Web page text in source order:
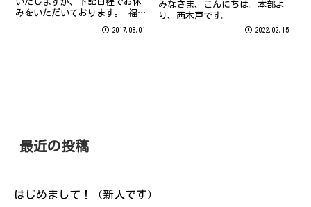
みをいただいております。 福
７日（木） 長崎：８月１３日
2017.08.01
みなさま、こんにちは。本部よ
り、西木戸です。
2022.02.15
最近の投稿
はじめまして！（新人です）